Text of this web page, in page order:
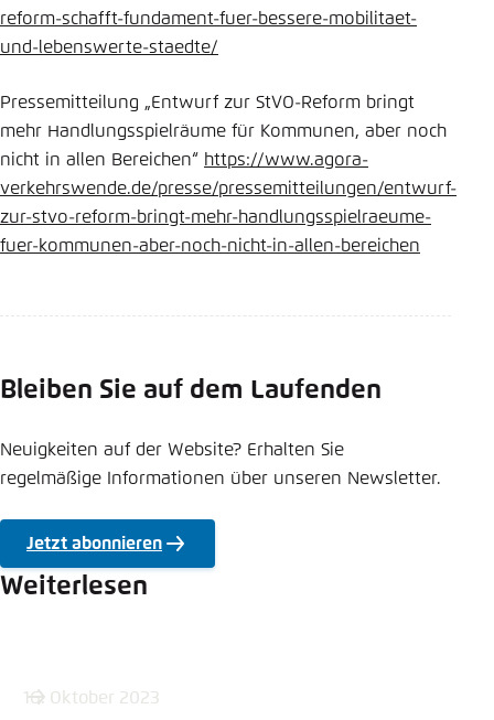
reform-schafft-fundament-fuer-bessere-mobilitaet-
und-lebenswerte-staedte/
Pressemitteilung „Entwurf zur StVO-Reform bringt
mehr Handlungsspielräume für Kommunen, aber noch
nicht in allen Bereichen“ https://www.agora-
verkehrswende.de/presse/pressemitteilungen/entwurf-
zur-stvo-reform-bringt-mehr-handlungsspielraeume-
fuer-kommunen-aber-noch-nicht-in-allen-bereichen
Bleiben Sie auf dem Laufenden
Neuigkeiten auf der Website? Erhalten Sie
regelmäßige Informationen über unseren Newsletter.
Jetzt abonnieren
Weiterlesen
16. Oktober 2023